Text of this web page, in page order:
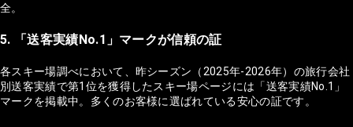
全。
5. 「送客実績No.1」マークが信頼の証
各スキー場調べにおいて、昨シーズン（2025年-2026年）の旅行会社
別送客実績で第1位を獲得したスキー場ページには「送客実績No.1」
マークを掲載中。多くのお客様に選ばれている安心の証です。